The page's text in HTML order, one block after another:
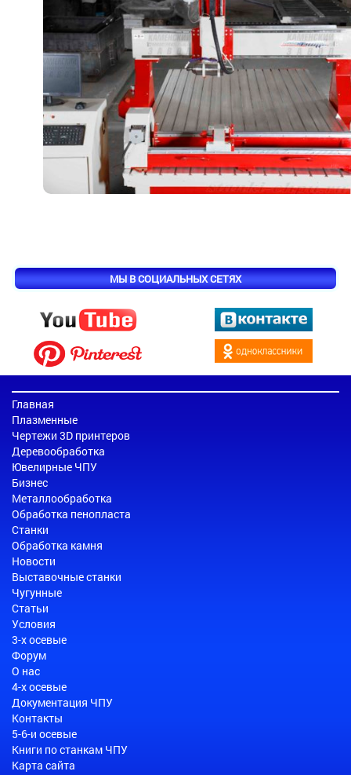
МЫ В СОЦИАЛЬНЫХ СЕТЯХ
Главная
Плазменные
Чертежи 3D принтеров
Деревообработка
Ювелирные ЧПУ
Бизнес
Металлообработка
Обработка пенопласта
Станки
Обработка камня
Новости
Выставочные станки
Чугунные
Статьи
Условия
3-х осевые
Форум
О нас
4-х осевые
Документация ЧПУ
Контакты
5-6-и осевые
Книги по станкам ЧПУ
Карта сайта